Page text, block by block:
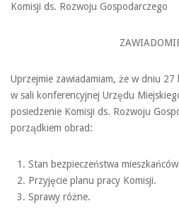
Komisji ds. Rozwoju Gospodarczego
Uprzejmie zawiadamiam, że w dniu
w sali konferencyjnej Urzędu
posiedzenie Komisji ds. Rozwoju
porządkiem obrad:
Stan bezpieczeństwa
Przyjęcie planu pracy Komisji.
Sprawy różne.